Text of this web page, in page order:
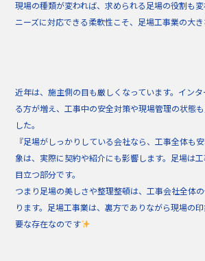
現場の種類が変われば、求められる足場の役割も
ニーズに対応できる柔軟性こそ、足場工事業の大き
近年は、施主側の目も厳しくなっています。イン
る方が増え、工事中の安全対策や現場管理の状態
した。
『足場がしっかりしている会社なら、工事全体も
象は、実際に契約や紹介にも影響します。足場は
目立つ部分です。
つまり足場の美しさや整理整頓は、工事会社全体
ります。足場工事業は、裏方でありながら現場の
要な存在なのです